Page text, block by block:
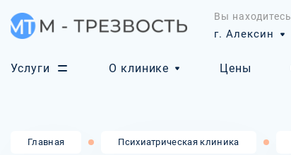
Вы находитесь
г. Алексин
Услуги О клинике Цены
Главная Психиатрическая клиника